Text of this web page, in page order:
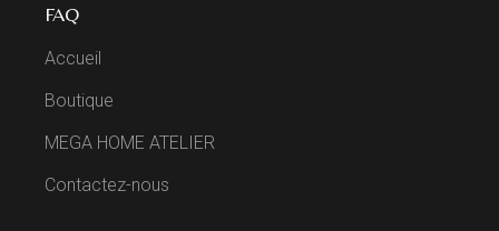
FAQ
Accueil
Boutique
MEGA HOME ATELIER
Contactez-nous